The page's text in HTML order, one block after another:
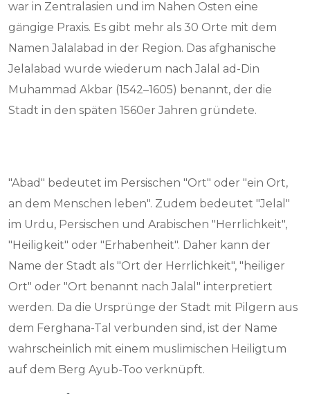
war in Zentralasien und im Nahen Osten eine
gängige Praxis. Es gibt mehr als 30 Orte mit dem
Namen Jalalabad in der Region. Das afghanische
Jelalabad wurde wiederum nach Jalal ad-Din
Muhammad Akbar (1542–1605) benannt, der die
Stadt in den späten 1560er Jahren gründete.
"Abad" bedeutet im Persischen "Ort" oder "ein Ort,
an dem Menschen leben". Zudem bedeutet "Jelal"
im Urdu, Persischen und Arabischen "Herrlichkeit",
"Heiligkeit" oder "Erhabenheit". Daher kann der
Name der Stadt als "Ort der Herrlichkeit", "heiliger
Ort" oder "Ort benannt nach Jalal" interpretiert
werden. Da die Ursprünge der Stadt mit Pilgern aus
dem Ferghana-Tal verbunden sind, ist der Name
wahrscheinlich mit einem muslimischen Heiligtum
auf dem Berg Ayub-Too verknüpft.